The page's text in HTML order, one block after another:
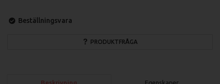
Beställningsvara
PRODUKTFRÅGA